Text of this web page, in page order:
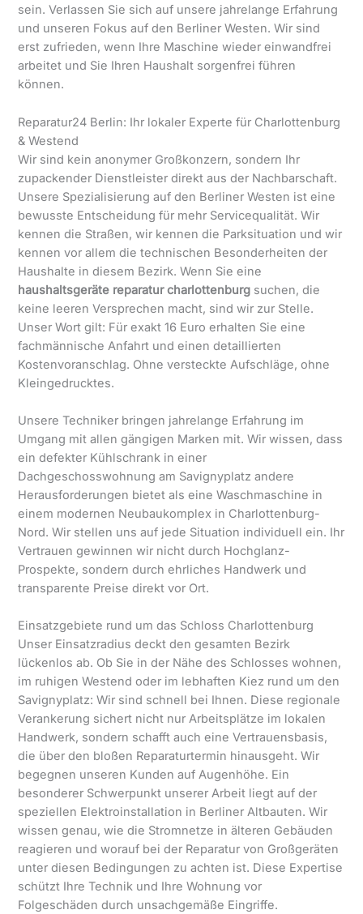
sein. Verlassen Sie sich auf unsere jahrelange Erfahrung
und unseren Fokus auf den Berliner Westen. Wir sind
erst zufrieden, wenn Ihre Maschine wieder einwandfrei
arbeitet und Sie Ihren Haushalt sorgenfrei führen
können.
Reparatur24 Berlin: Ihr lokaler Experte für Charlottenburg
& Westend
Wir sind kein anonymer Großkonzern, sondern Ihr
zupackender Dienstleister direkt aus der Nachbarschaft.
Unsere Spezialisierung auf den Berliner Westen ist eine
bewusste Entscheidung für mehr Servicequalität. Wir
kennen die Straßen, wir kennen die Parksituation und wir
kennen vor allem die technischen Besonderheiten der
Haushalte in diesem Bezirk. Wenn Sie eine
haushaltsgeräte reparatur charlottenburg suchen, die
keine leeren Versprechen macht, sind wir zur Stelle.
Unser Wort gilt: Für exakt 16 Euro erhalten Sie eine
fachmännische Anfahrt und einen detaillierten
Kostenvoranschlag. Ohne versteckte Aufschläge, ohne
Kleingedrucktes.
Unsere Techniker bringen jahrelange Erfahrung im
Umgang mit allen gängigen Marken mit. Wir wissen, dass
ein defekter Kühlschrank in einer
Dachgeschosswohnung am Savignyplatz andere
Herausforderungen bietet als eine Waschmaschine in
einem modernen Neubaukomplex in Charlottenburg-
Nord. Wir stellen uns auf jede Situation individuell ein. Ihr
Vertrauen gewinnen wir nicht durch Hochglanz-
Prospekte, sondern durch ehrliches Handwerk und
transparente Preise direkt vor Ort.
Einsatzgebiete rund um das Schloss Charlottenburg
Unser Einsatzradius deckt den gesamten Bezirk
lückenlos ab. Ob Sie in der Nähe des Schlosses wohnen,
im ruhigen Westend oder im lebhaften Kiez rund um den
Savignyplatz: Wir sind schnell bei Ihnen. Diese regionale
Verankerung sichert nicht nur Arbeitsplätze im lokalen
Handwerk, sondern schafft auch eine Vertrauensbasis,
die über den bloßen Reparaturtermin hinausgeht. Wir
begegnen unseren Kunden auf Augenhöhe. Ein
besonderer Schwerpunkt unserer Arbeit liegt auf der
speziellen Elektroinstallation in Berliner Altbauten. Wir
wissen genau, wie die Stromnetze in älteren Gebäuden
reagieren und worauf bei der Reparatur von Großgeräten
unter diesen Bedingungen zu achten ist. Diese Expertise
schützt Ihre Technik und Ihre Wohnung vor
Folgeschäden durch unsachgemäße Eingriffe.